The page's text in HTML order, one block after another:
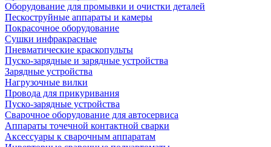
Оборудование для промывки и очистки деталей
Пескоструйные аппараты и камеры
Покрасочное оборудование
Сушки инфракрасные
Пневматические краскопульты
Пуско-зарядные и зарядные устройства
Зарядные устройства
Нагрузочные вилки
Провода для прикуривания
Пуско-зарядные устройства
Сварочное оборудование для автосервиса
Аппараты точечной контактной сварки
Аксессуары к сварочным аппаратам